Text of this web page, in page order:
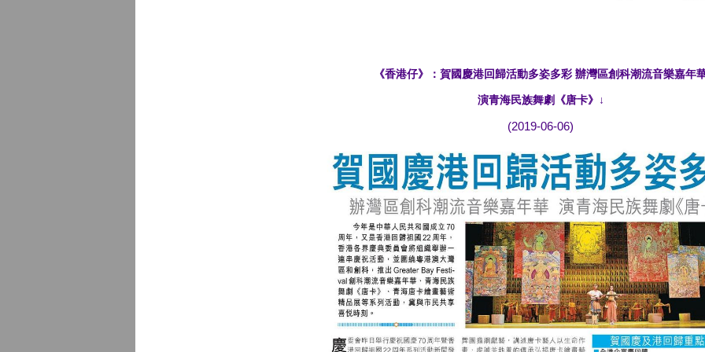
《香港仔》：賀國慶港回歸活動多姿多彩 辦灣區創科潮流音樂嘉年
演青海民族舞劇《唐卡》 ↓
(2019-06-06)